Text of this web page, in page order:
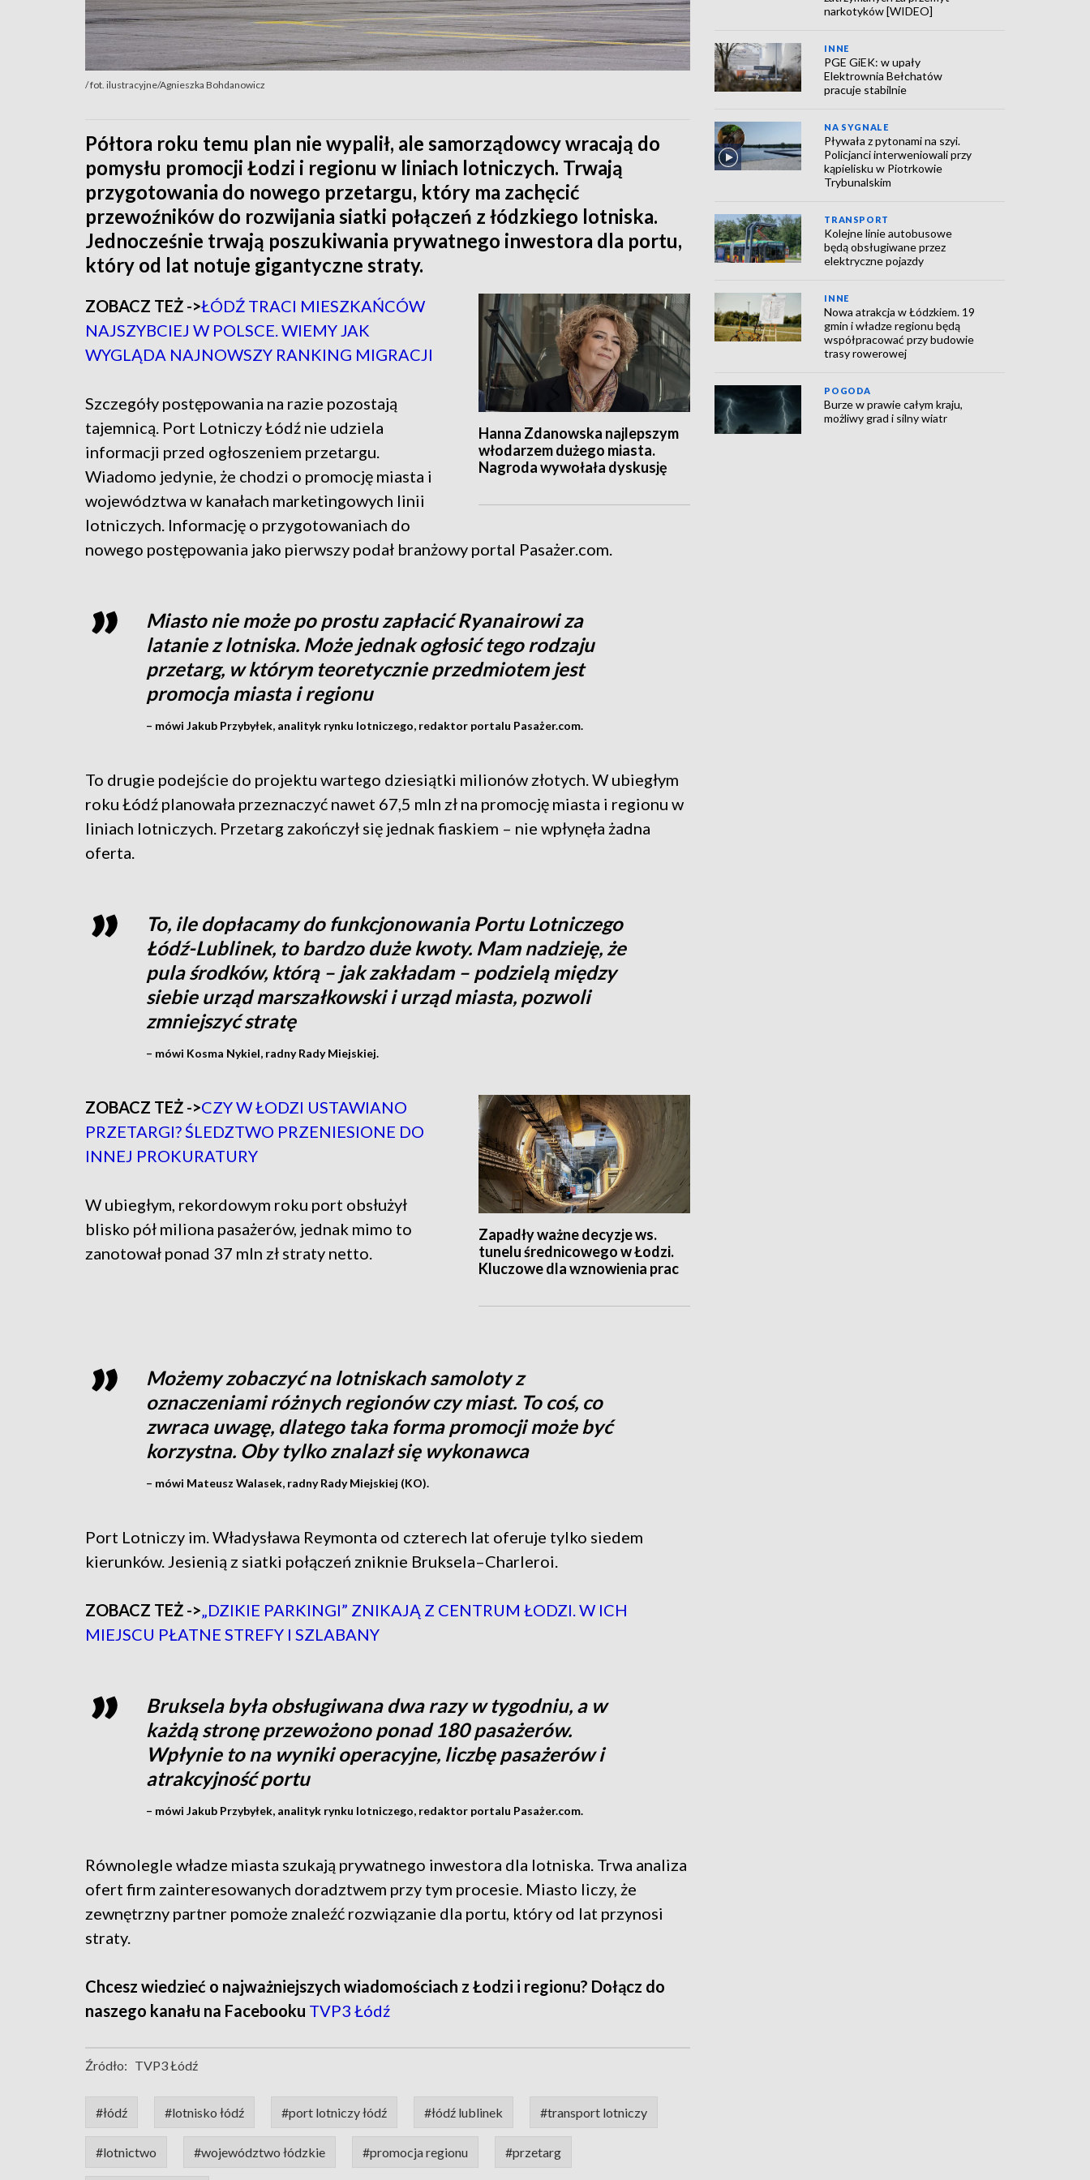
/ fot. ilustracyjne/Agnieszka Bohdanowicz
Półtora roku temu plan nie wypalił, ale samorządowcy wracają do
pomysłu promocji Łodzi i regionu w liniach lotniczych. Trwają
przygotowania do nowego przetargu, który ma zachęcić
przewoźników do rozwijania siatki połączeń z łódzkiego lotniska.
Jednocześnie trwają poszukiwania prywatnego inwestora dla portu,
który od lat notuje gigantyczne straty.
Hanna Zdanowska najlepszym
włodarzem dużego miasta.
Nagroda wywołała dyskusję
ZOBACZ TEŻ ->ŁÓDŹ TRACI MIESZKAŃCÓW
NAJSZYBCIEJ W POLSCE. WIEMY JAK
WYGLĄDA NAJNOWSZY RANKING MIGRACJI
Szczegóły postępowania na razie pozostają
tajemnicą. Port Lotniczy Łódź nie udziela
informacji przed ogłoszeniem przetargu.
Wiadomo jedynie, że chodzi o promocję miasta i
województwa w kanałach marketingowych linii
lotniczych. Informację o przygotowaniach do
nowego postępowania jako pierwszy podał branżowy portal Pasażer.com.
Miasto nie może po prostu zapłacić Ryanairowi za
latanie z lotniska. Może jednak ogłosić tego rodzaju
przetarg, w którym teoretycznie przedmiotem jest
promocja miasta i regionu
– mówi Jakub Przybyłek, analityk rynku lotniczego, redaktor portalu Pasażer.com.
To drugie podejście do projektu wartego dziesiątki milionów złotych. W ubiegłym
roku Łódź planowała przeznaczyć nawet 67,5 mln zł na promocję miasta i regionu w
liniach lotniczych. Przetarg zakończył się jednak fiaskiem – nie wpłynęła żadna
oferta.
To, ile dopłacamy do funkcjonowania Portu Lotniczego
Łódź-Lublinek, to bardzo duże kwoty. Mam nadzieję, że
pula środków, którą – jak zakładam – podzielą między
siebie urząd marszałkowski i urząd miasta, pozwoli
zmniejszyć stratę
– mówi Kosma Nykiel, radny Rady Miejskiej.
Zapadły ważne decyzje ws.
tunelu średnicowego w Łodzi.
Kluczowe dla wznowienia prac
ZOBACZ TEŻ ->CZY W ŁODZI USTAWIANO
PRZETARGI? ŚLEDZTWO PRZENIESIONE DO
INNEJ PROKURATURY
W ubiegłym, rekordowym roku port obsłużył
blisko pół miliona pasażerów, jednak mimo to
zanotował ponad 37 mln zł straty netto.
Możemy zobaczyć na lotniskach samoloty z
oznaczeniami różnych regionów czy miast. To coś, co
zwraca uwagę, dlatego taka forma promocji może być
korzystna. Oby tylko znalazł się wykonawca
– mówi Mateusz Walasek, radny Rady Miejskiej (KO).
Port Lotniczy im. Władysława Reymonta od czterech lat oferuje tylko siedem
kierunków. Jesienią z siatki połączeń zniknie Bruksela–Charleroi.
ZOBACZ TEŻ ->„DZIKIE PARKINGI” ZNIKAJĄ Z CENTRUM ŁODZI. W ICH
MIEJSCU PŁATNE STREFY I SZLABANY
Bruksela była obsługiwana dwa razy w tygodniu, a w
każdą stronę przewożono ponad 180 pasażerów.
Wpłynie to na wyniki operacyjne, liczbę pasażerów i
atrakcyjność portu
– mówi Jakub Przybyłek, analityk rynku lotniczego, redaktor portalu Pasażer.com.
Równolegle władze miasta szukają prywatnego inwestora dla lotniska. Trwa analiza
ofert firm zainteresowanych doradztwem przy tym procesie. Miasto liczy, że
zewnętrzny partner pomoże znaleźć rozwiązanie dla portu, który od lat przynosi
straty.
Chcesz wiedzieć o najważniejszych wiadomościach z Łodzi i regionu? Dołącz do
naszego kanału na Facebooku TVP3 Łódź
Źródło: TVP3 Łódź
#łódź #lotnisko łódź #port lotniczy łódź #łódź lublinek #transport lotniczy
#lotnictwo #województwo łódzkie #promocja regionu #przetarg
narkotyków [WIDEO]
INNE
PGE GiEK: w upały
Elektrownia Bełchatów
pracuje stabilnie
NA SYGNALE
Pływała z pytonami na szyi.
Policjanci interweniowali przy
kąpielisku w Piotrkowie
Trybunalskim
TRANSPORT
Kolejne linie autobusowe
będą obsługiwane przez
elektryczne pojazdy
INNE
Nowa atrakcja w Łódzkiem. 19
gmin i władze regionu będą
współpracować przy budowie
trasy rowerowej
POGODA
Burze w prawie całym kraju,
możliwy grad i silny wiatr